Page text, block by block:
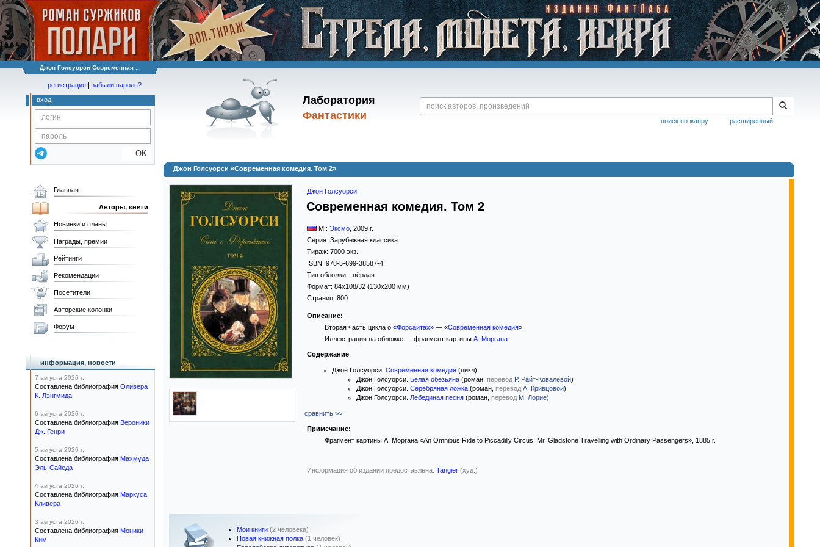
Джон Голсуорси Современная ...
Лаборатория
Фантастики
расширенный
поиск по жанру
регистрация | забыли пароль?
вход
OK
Джон Голсуорси «Современная комедия. Том 2»
Джон Голсуорси
Современная комедия. Том 2
М.: Эксмо 2009 г.
Серия: Зарубежная классика
Тираж: 7000 экз.
ISBN: 978-5-699-38587-4
Тип обложки: твёрдая
Формат: 84x108/32 (130x200 мм)
Страниц: 800
Описание:
Вторая часть цикла о «Форсайтах»— «Современная комедия».
Иллюстрация на обложке — фрагмент картины А. Моргана.
Содержание:
Джон Голсуорси. Современная комедия (цикл)
Джон Голсуорси. Белая обезьяна (роман, перевод Р. Райт-Ковалёвой)
Джон Голсуорси. Серебряная ложка (роман, перевод А. Кривцовой)
Джон Голсуорси. Лебединая песня (роман, перевод М. Лорие)
сравнить >>
Примечание:
Фрагмент картины А. Моргана «An Omnibus Ride to Piccadilly Circus: Mr. Gladstone Travelling with Ordinary Passengers», 1885 г.
Информация об издании предоставлена: Tangier (худ.)
Мои книги (2 человека)
Новая книжная полка (1 человек)
Главная
Авторы, книги
Новинки и планы
Награды, премии
Рейтинги
Рекомендации
Посетители
Авторские колонки
Форум
информация, новости
7 августа 2026 г.
Составлена библиография Оливера
К. Лэнгмида
6 августа 2026 г.
Составлена библиография Вероники
Дж. Генри
5 августа 2026 г.
Составлена библиография Махмуда
Эль-Сайеда
4 августа 2026 г.
Составлена библиография Маркуса
Кливера
3 августа 2026 г.
Составлена библиография Моники
Ким